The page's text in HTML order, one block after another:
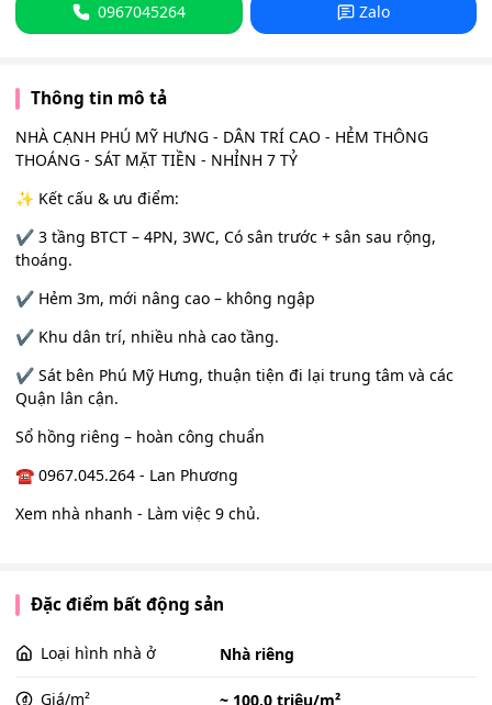
0967045264 Zalo
Thông tin mô tả
NHÀ CẠNH PHÚ MỸ HƯNG - DÂN TRÍ CAO - HẺM THÔNG
THOÁNG - SÁT MẶT TIỀN - NHỈNH 7 TỶ
✨ Kết cấu & ưu điểm:
✔️ 3 tầng BTCT – 4PN, 3WC, Có sân trước + sân sau rộng,
thoáng.
✔️ Hẻm 3m, mới nâng cao – không ngập
✔️ Khu dân trí, nhiều nhà cao tầng.
✔️ Sát bên Phú Mỹ Hưng, thuận tiện đi lại trung tâm và các
Quận lân cận.
Sổ hồng riêng – hoàn công chuẩn
☎️ 0967.045.264 - Lan Phương
Xem nhà nhanh - Làm việc 9 chủ.
Đặc điểm bất động sản
Loại hình nhà ở Nhà riêng
Giá/m² ~ 100,0 triệu/m²